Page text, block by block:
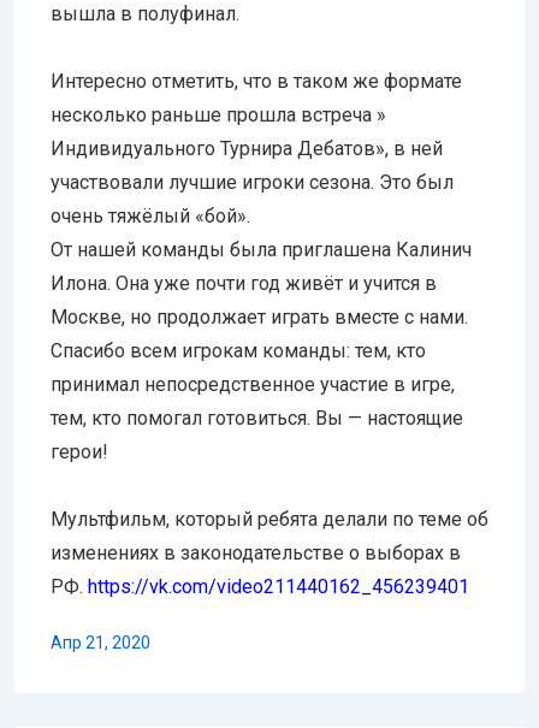
вышла в полуфинал.
Интересно отметить, что в таком же формате
несколько раньше прошла встреча »
Индивидуального Турнира Дебатов», в ней
участвовали лучшие игроки сезона. Это был
очень тяжёлый «бой».
От нашей команды была приглашена Калинич
Илона. Она уже почти год живёт и учится в
Москве, но продолжает играть вместе с нами.
Спасибо всем игрокам команды: тем, кто
принимал непосредственное участие в игре,
тем, кто помогал готовиться. Вы — настоящие
герои!
Мультфильм, который ребята делали по теме об
изменениях в законодательстве о выборах в
РФ. https://vk.com/video211440162_ 456239401
Апр 21, 2020